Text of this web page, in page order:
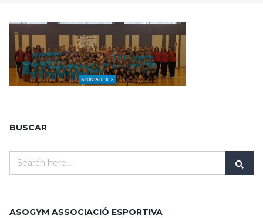
BUSCAR
ASOGYM ASSOCIACIÓ ESPORTIVA